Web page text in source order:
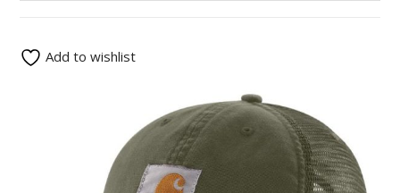
Add to wishlist